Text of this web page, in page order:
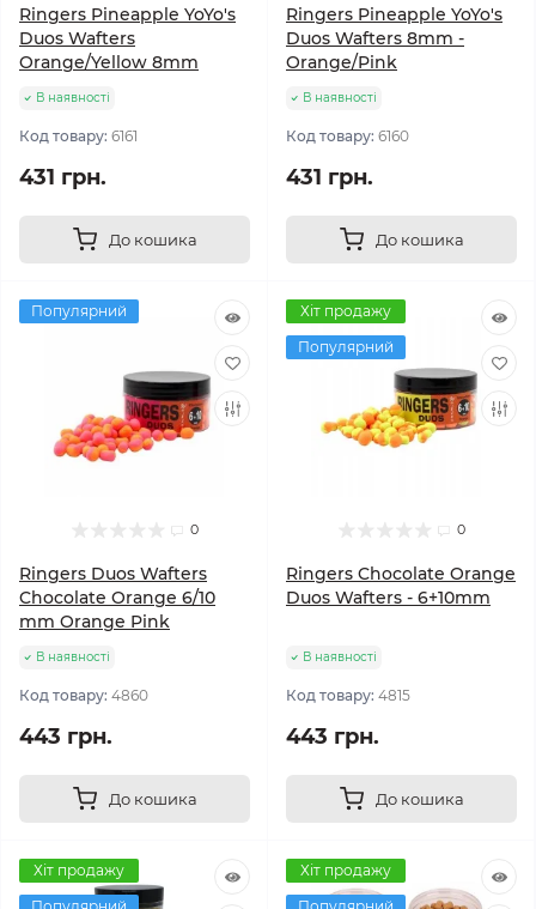
Ringers Pineapple YoYo's
Duos Wafters
Orange/Yellow 8mm
В наявності
Код товару: 6161
431 грн.
До кошика
Ringers Pineapple YoYo's
Duos Wafters 8mm -
Orange/Pink
В наявності
Код товару: 6160
431 грн.
До кошика
Популярний
0
Ringers Duos Wafters
Chocolate Orange 6/10
mm Orange Pink
В наявності
Код товару: 4860
443 грн.
До кошика
Хіт продажу
Популярний
0
Ringers Chocolate Orange
Duos Wafters - 6+10mm
В наявності
Код товару: 4815
443 грн.
До кошика
Хіт продажу
Хіт продажу